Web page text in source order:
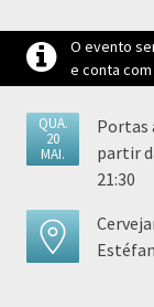
O evento
e conta
QUA.
20
MAI.
Portas
partir
21:30